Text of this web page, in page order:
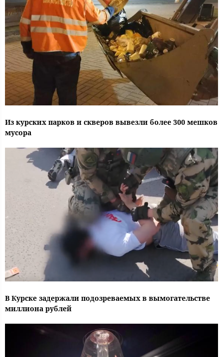
Из курских парков и скверов вывезли более 300 мешков
мусора
В Курске задержали подозреваемых в вымогательстве
миллиона рублей